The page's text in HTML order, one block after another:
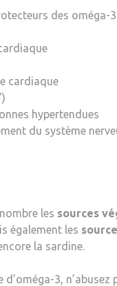
des oméga-3
cardiaque
hypertendues
du système
les sources
également les
la sardine.
3,